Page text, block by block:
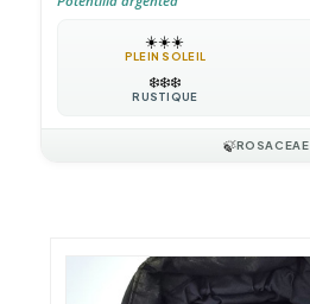
☀️☀️☀️
PLEIN SOLEIL
❄️❄️❄️
RUSTIQUE
🍃ROSACEAE